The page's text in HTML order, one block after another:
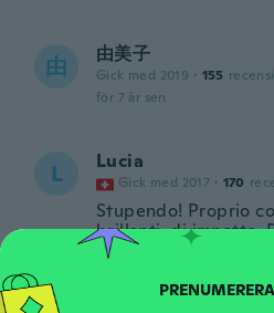
由 由美子
Gick med 2019 · 155
för 7 år sen
L Lucia
Gick med 2017 · 170
Stupendo! Proprio
brillanti, di impatto,
misura perfetta Non